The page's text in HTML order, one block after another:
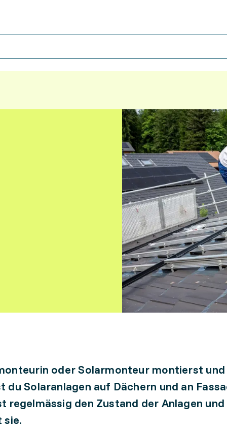
oder Solarmonteur montierst und
du Solaranlagen auf Dächern und an
regelmässig den Zustand der Anlagen und
sie.